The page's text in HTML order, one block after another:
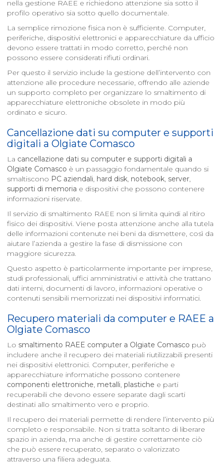
nella gestione RAEE e richiedono attenzione sia sotto il
profilo operativo sia sotto quello documentale.
La semplice rimozione fisica non è sufficiente. Computer,
periferiche, dispositivi elettronici e apparecchiature da ufficio
devono essere trattati in modo corretto, perché non
possono essere considerati rifiuti ordinari.
Per questo il servizio include la gestione dell’intervento con
attenzione alle procedure necessarie, offrendo alle aziende
un supporto completo per organizzare lo smaltimento di
apparecchiature elettroniche obsolete in modo più
ordinato e sicuro.
Cancellazione dati su computer e supporti
digitali a Olgiate Comasco
La cancellazione dati su computer e supporti digitali a
Olgiate Comasco è un passaggio fondamentale quando si
smaltiscono PC aziendali, hard disk, notebook, server,
supporti di memoria e dispositivi che possono contenere
informazioni riservate.
Il servizio di smaltimento RAEE non si limita quindi al ritiro
fisico dei dispositivi. Viene posta attenzione anche alla tutela
delle informazioni contenute nei beni da dismettere, così da
aiutare l’azienda a gestire la fase di dismissione con
maggiore sicurezza.
Questo aspetto è particolarmente importante per imprese,
studi professionali, uffici amministrativi e attività che trattano
dati interni, documenti di lavoro, informazioni operative o
contenuti sensibili memorizzati nei dispositivi informatici.
Recupero materiali da computer e RAEE a
Olgiate Comasco
Lo smaltimento RAEE computer a Olgiate Comasco può
includere anche il recupero dei materiali riutilizzabili presenti
nei dispositivi elettronici. Computer, periferiche e
apparecchiature informatiche possono contenere
componenti elettroniche, metalli, plastiche e parti
recuperabili che devono essere separate dagli scarti
destinati allo smaltimento vero e proprio.
Il recupero dei materiali permette di rendere l’intervento più
completo e responsabile. Non si tratta soltanto di liberare
spazio in azienda, ma anche di gestire correttamente ciò
che può essere recuperato, separato o valorizzato
attraverso una filiera adeguata.